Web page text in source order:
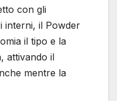
con gli
interni, il Powder
il tipo e la
attivando il
mentre la